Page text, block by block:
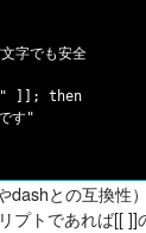
字でも安全
]]; then
す"
dashとの互換性
プトであれば[[ ]]